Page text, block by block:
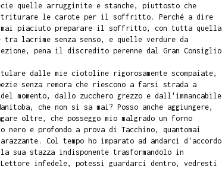
quelle arrugginite e stanche, piuttosto che
le carote per il soffritto. Perché a dire
mai piaciuto preparare il soffritto, con tutta quella
lacrime senza senso, e quelle verdure da
pena il discredito perenne dal Gran Consiglio
dalle mie ciotoline rigorosamente scompaiate,
senza remora che riescono a farsi strada a
momento, dallo zucchero grezzo e dall'immancabile
che non si sa mai? Posso anche aggiungere,
oltre, che posseggo mio malgrado un forno
nero e profondo a prova di Tacchino, quantomai
Col tempo ho imparato ad andarci d'accordo
sua stazza indisponente trasformandolo in
infedele, potessi guardarci dentro, vedresti